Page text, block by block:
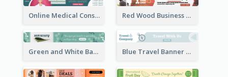
Online Medical Consultation Banner Ad Red Wood Business Banner Ad
Green and White Banner Ad Blue Travel Banner Ad